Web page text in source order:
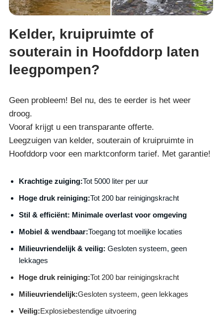
Kelder, kruipruimte of
souterain in Hoofddorp laten
leegpompen?
Geen probleem! Bel nu, des te eerder is het weer
droog.
Vooraf krijgt u een transparante offerte.
Leegzuigen van kelder, souterain of kruipruimte in
Hoofddorp voor een marktconform tarief. Met garantie!
Krachtige zuiging:Tot 5000 liter per uur
Hoge druk reiniging:Tot 200 bar reinigingskracht
Stil & efficiënt: Minimale overlast voor omgeving
Mobiel & wendbaar:Toegang tot moeilijke locaties
Milieuvriendelijk & veilig: Gesloten systeem, geen
lekkages
Hoge druk reiniging:Tot 200 bar reinigingskracht
Milieuvriendelijk:Gesloten systeem, geen lekkages
Veilig:Explosiebestendige uitvoering